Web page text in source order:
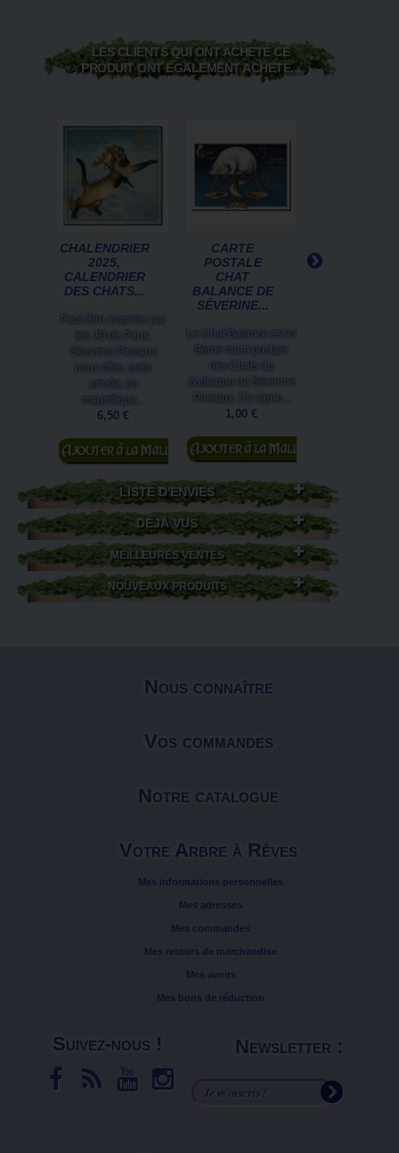
LES CLIENTS QUI ONT ACHETÉ CE
PRODUIT ONT ÉGALEMENT ACHETÉ...
CHALENDRIER
2025,
CALENDRIER
DES CHATS...
Peut-être inspirée par
les JO de Paris,
Séverine Pineaux
nous offre, cette
année, un
magnifique...
6,50 €
Ajouter au
panier
CARTE
POSTALE
CHAT
BALANCE DE
SÉVERINE...
Le Chat Balance est la
9ème carte postale
des Chats du
Zodiaque de Séverine
Pineaux. Ce signe...
1,00 €
Ajouter au
panier
LA NATURE
LISTE D'ENVIES
DÉJÀ VUS
MEILLEURES VENTES
NOUVEAUX PRODUITS
Nous connaître
Vos commandes
Notre catalogue
Votre Arbre à Rêves
Mes informations personnelles
Mes adresses
Mes commandes
Mes retours de marchandise
Mes avoirs
Mes bons de réduction
Suivez-nous ! Newsletter :